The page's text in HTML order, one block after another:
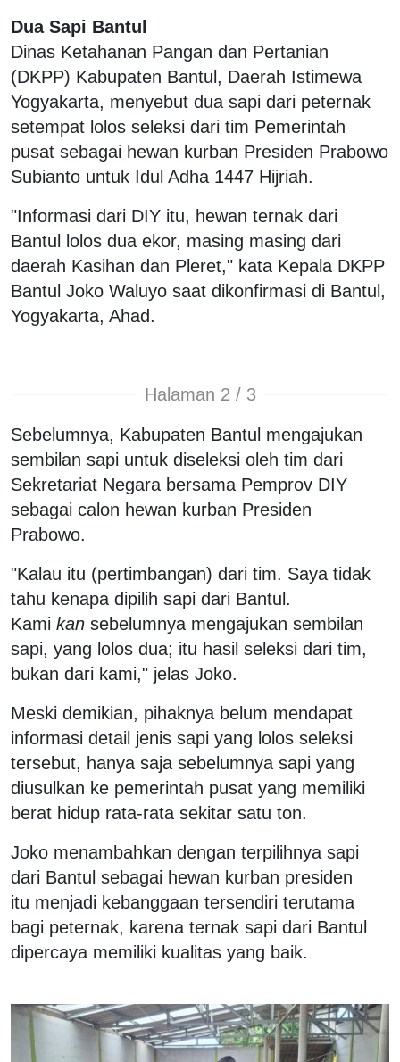
Dua Sapi Bantul
Dinas Ketahanan Pangan dan Pertanian
(DKPP) Kabupaten Bantul, Daerah Istimewa
Yogyakarta, menyebut dua sapi dari peternak
setempat lolos seleksi dari tim Pemerintah
pusat sebagai hewan kurban Presiden Prabowo
Subianto untuk Idul Adha 1447 Hijriah.
"Informasi dari DIY itu, hewan ternak dari
Bantul lolos dua ekor, masing masing dari
daerah Kasihan dan Pleret," kata Kepala DKPP
Bantul Joko Waluyo saat dikonfirmasi di Bantul,
Yogyakarta, Ahad.
Halaman 2 / 3
Sebelumnya, Kabupaten Bantul mengajukan
sembilan sapi untuk diseleksi oleh tim dari
Sekretariat Negara bersama Pemprov DIY
sebagai calon hewan kurban Presiden
Prabowo.
"Kalau itu (pertimbangan) dari tim. Saya tidak
tahu kenapa dipilih sapi dari Bantul.
Kami kan sebelumnya mengajukan sembilan
sapi, yang lolos dua; itu hasil seleksi dari tim,
bukan dari kami," jelas Joko.
Meski demikian, pihaknya belum mendapat
informasi detail jenis sapi yang lolos seleksi
tersebut, hanya saja sebelumnya sapi yang
diusulkan ke pemerintah pusat yang memiliki
berat hidup rata-rata sekitar satu ton.
Joko menambahkan dengan terpilihnya sapi
dari Bantul sebagai hewan kurban presiden
itu menjadi kebanggaan tersendiri terutama
bagi peternak, karena ternak sapi dari Bantul
dipercaya memiliki kualitas yang baik.